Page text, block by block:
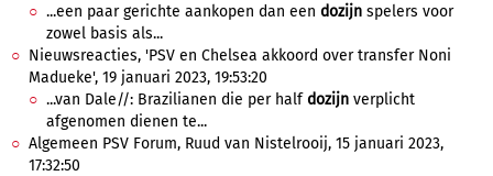
...een paar gerichte aankopen dan een dozijn spelers voor
zowel basis als...
Nieuwsreacties, 'PSV en Chelsea akkoord over transfer Noni
Madueke', 19 januari 2023, 19:53:20
...van Dale//: Brazilianen die per halfdozijn verplicht
afgenomen dienen te...
Algemeen PSV Forum, Ruud van Nistelrooij, 15 januari 2023,
17:32:50